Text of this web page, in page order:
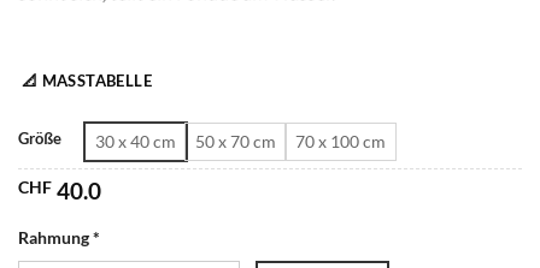
📐 MASSTABELLE
Größe 30 x 40 cm 50 x 70 cm 70 x 100 cm
CHF 40.0
Rahmung *